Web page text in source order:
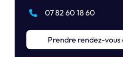
07 82 60 18 60
Prendre rendez-vous